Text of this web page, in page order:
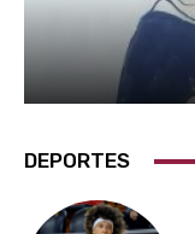
DEPORTES